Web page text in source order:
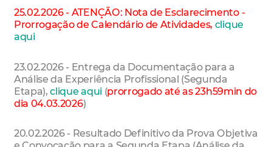
25.02.2026 - ATENÇÃO: Nota de Esclarecimento -
Prorrogação de Calendário de Atividades, clique
aqui
23.02.2026 - Entrega da Documentação para a
Análise da Experiência Profissional (Segunda
Etapa),clique aqui(prorrogado até as 23h59min do
dia 04.03.2026)
20.02.2026 - Resultado Definitivo da Prova Objetiva